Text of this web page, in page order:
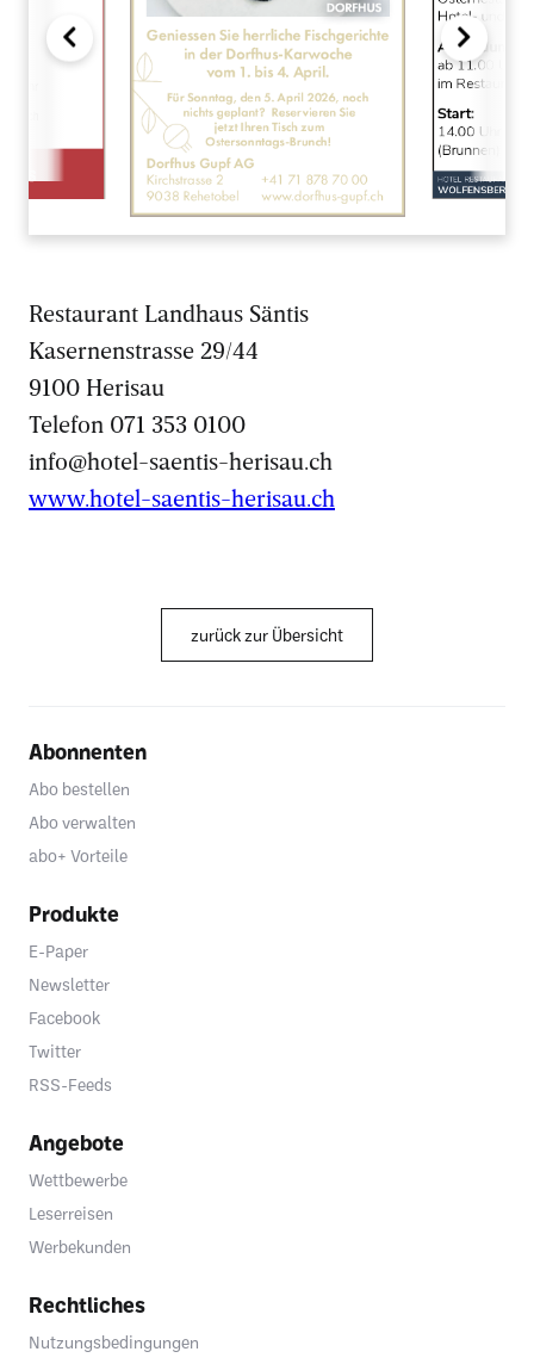
Restaurant Landhaus Säntis
Kasernenstrasse 29/44
9100 Herisau
Telefon 071 353 0100
info@hotel-saentis-herisau.ch
www.hotel-saentis-herisau.ch
zurück zur Übersicht
Abonnenten
Abo bestellen
Abo verwalten
abo+ Vorteile
Produkte
E-Paper
Newsletter
Facebook
Twitter
RSS-Feeds
Angebote
Wettbewerbe
Leserreisen
Werbekunden
Rechtliches
Nutzungsbedingungen